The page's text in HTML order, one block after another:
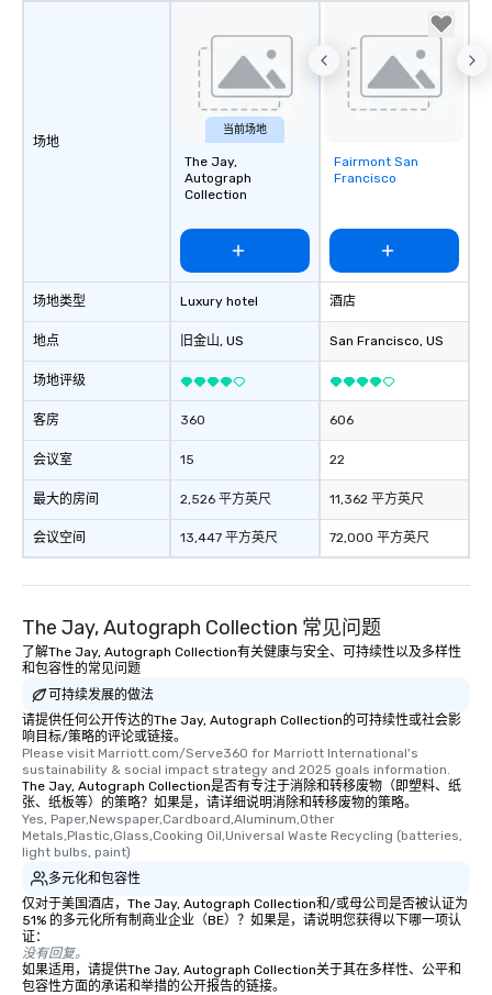
场地
场地类型
地点
场地评级
客房
会议室
最大的房间
会议空间
当前场地
The Jay,
Autograph
Collection
Luxury hotel
旧金山, US
360
15
2,526 平方英尺
13,447 平方英尺
Removed from
favorites
Fairmont San
Francisco
酒店
San Francisco, US
606
22
11,362 平方英尺
72,000 平方英尺
The Jay, Autograph Collection 常见问题
了解The Jay, Autograph Collection有关健康与安全、可持续性以及多样性
和包容性的常见问题
可持续发展的做法
请提供任何公开传达的The Jay, Autograph Collection的可持续性或社会影
响目标/策略的评论或链接。
Please visit Marriott.com/Serve360 for Marriott International's
sustainability & social impact strategy and 2025 goals information.
The Jay, Autograph Collection是否有专注于消除和转移废物（即塑料、纸
张、纸板等）的策略？如果是，请详细说明消除和转移废物的策略。
Yes, Paper,Newspaper,Cardboard,Aluminum,Other
Metals,Plastic,Glass,Cooking Oil,Universal Waste Recycling (batteries,
light bulbs, paint)
多元化和包容性
仅对于美国酒店，The Jay, Autograph Collection和/或母公司是否被认证为
51% 的多元化所有制商业企业（BE）？如果是，请说明您获得以下哪一项认
证：
没有回复。
如果适用，请提供The Jay, Autograph Collection关于其在多样性、公平和
包容性方面的承诺和举措的公开报告的链接。